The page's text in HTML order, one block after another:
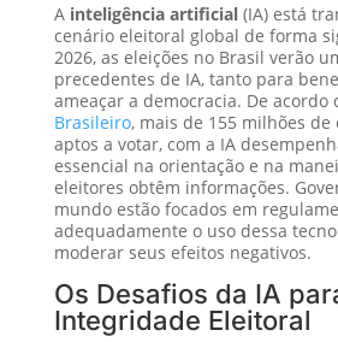
A inteligência artificial(IA) está
cenário eleitoral global de forma
2026, as eleições no Brasil verão
precedentes de IA, tanto para
ameaçar a democracia. De acordo
Brasileiro, mais de 155 milhões
aptos a votar, com a IA
essencial na orientação e na
eleitores obtêm informações.
mundo estão focados em
adequadamente o uso dessa
moderar seus efeitos negativos.
Os Desafios da IA
Integridade Eleitoral